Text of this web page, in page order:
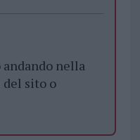
nella
sito o